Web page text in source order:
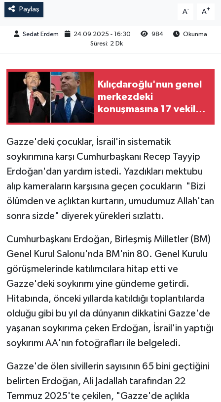
Paylaş A- A+
Sedat Erdem 24.09.2025 - 16:30 984
Okunma
Süresi: 2 Dk
Kılıçdaroğlu'nun genel
merkezdeki
konuşmasına 17 vekil
Gazze'deki çocuklar, İsrail'in sistematik
soykırımına karşı Cumhurbaşkanı Recep Tayyip
Erdoğan'dan yardım istedi. Yazdıkları mektubu
alıp kameraların karşısına geçen çocukların "Bizi
ölümden ve açlıktan kurtarın, umudumuz Allah'tan
sonra sizde" diyerek yürekleri sızlattı.
Cumhurbaşkanı Erdoğan, Birleşmiş Milletler (BM)
Genel Kurul Salonu'nda BM'nin 80. Genel Kurulu
görüşmelerinde katılımcılara hitap etti ve
Gazze'deki soykırımı yine gündeme getirdi.
Hitabında, önceki yıllarda katıldığı toplantılarda
olduğu gibi bu yıl da dünyanın dikkatini Gazze'de
yaşanan soykırıma çeken Erdoğan, İsrail'in yaptığı
soykırımı AA'nın fotoğrafları ile belgeledi.
Gazze'de ölen sivillerin sayısının 65 bini geçtiğini
belirten Erdoğan, Ali Jadallah tarafından 22
Temmuz 2025'te çekilen, "Gazze'de açlıkla